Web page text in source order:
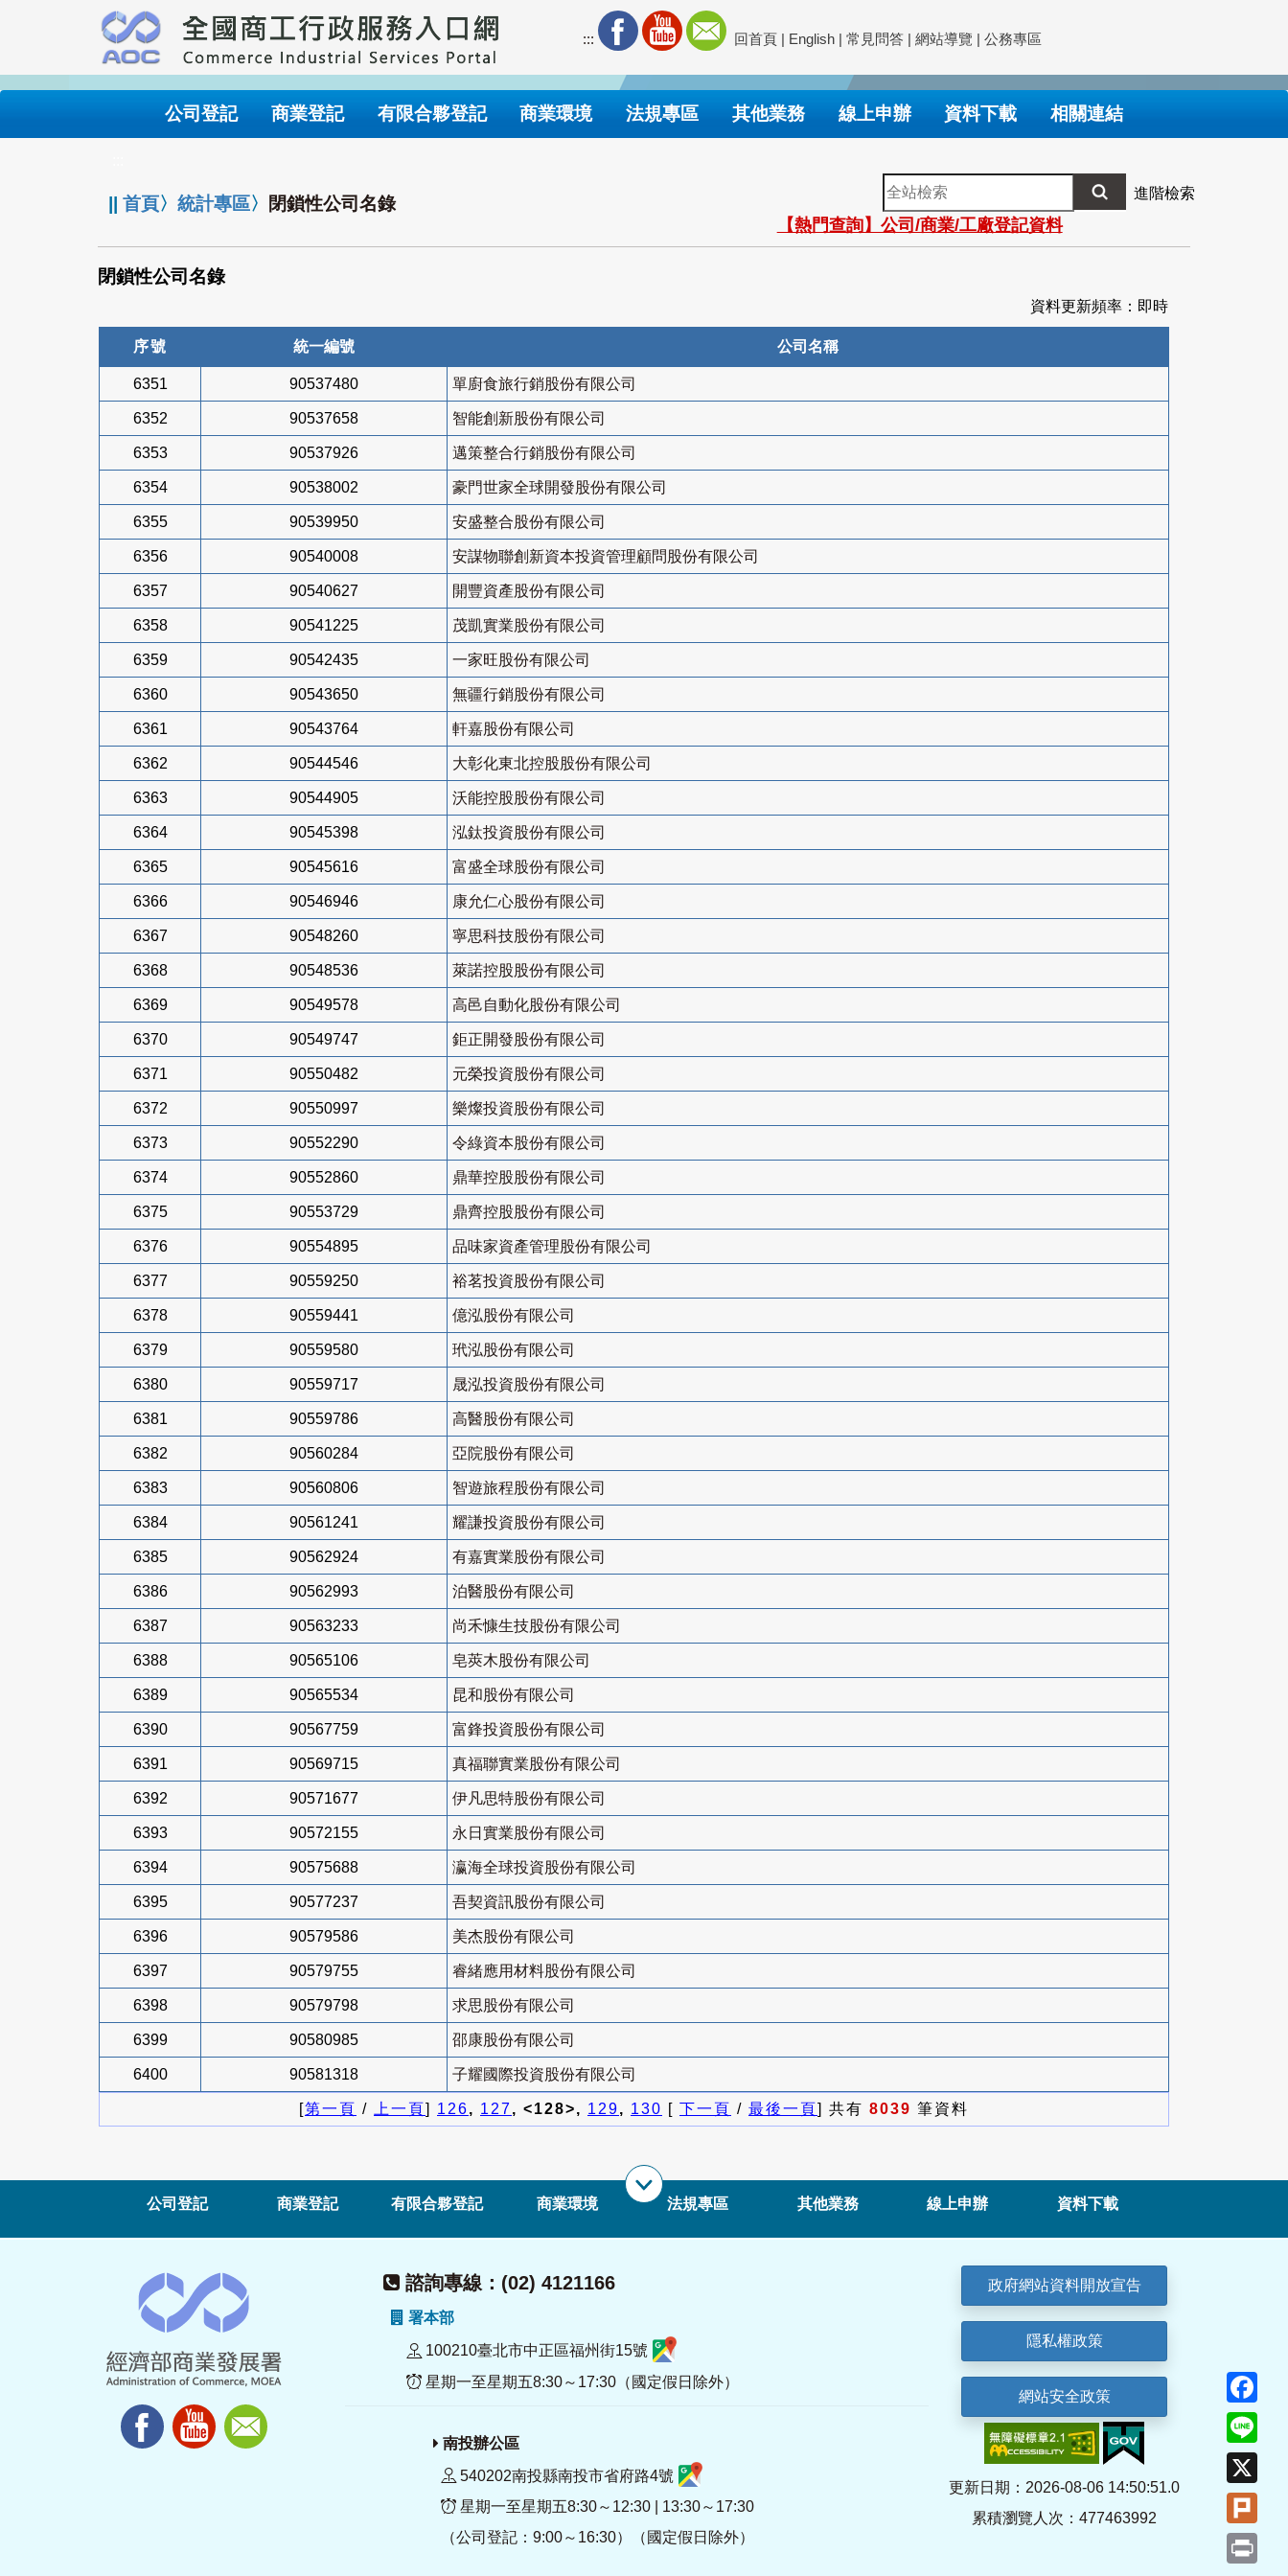
要
內
::: 回首頁 | English | 常見問答 | 網站導覽 | 公務專區
公司登記 商業登記 有限合夥登記 商業環境 法規專區 其他業務 線上申辦 資料下載 相關連結
||首頁〉統計專區〉 閉鎖性公司名錄
全
站
檢
索
進階檢索
【熱門查詢】公司/商業/工廠登記資料
閉鎖性公司名錄
資料更新頻率：即時
序號 統一編號 公司名稱
6351 90537480 單廚食旅行銷股份有限公司
6352 90537658 智能創新股份有限公司
6353 90537926 邁策整合行銷股份有限公司
6354 90538002 豪門世家全球開發股份有限公司
6355 90539950 安盛整合股份有限公司
6356 90540008 安謀物聯創新資本投資管理顧問股份有限公司
6357 90540627 開豐資產股份有限公司
6358 90541225 茂凱實業股份有限公司
6359 90542435 一家旺股份有限公司
6360 90543650 無疆行銷股份有限公司
6361 90543764 軒嘉股份有限公司
6362 90544546 大彰化東北控股股份有限公司
6363 90544905 沃能控股股份有限公司
6364 90545398 泓鈦投資股份有限公司
6365 90545616 富盛全球股份有限公司
6366 90546946 康允仁心股份有限公司
6367 90548260 寧思科技股份有限公司
6368 90548536 萊諾控股股份有限公司
6369 90549578 高邑自動化股份有限公司
6370 90549747 鉅正開發股份有限公司
6371 90550482 元榮投資股份有限公司
6372 90550997 樂燦投資股份有限公司
6373 90552290 令綠資本股份有限公司
6374 90552860 鼎華控股股份有限公司
6375 90553729 鼎齊控股股份有限公司
6376 90554895 品味家資產管理股份有限公司
6377 90559250 裕茗投資股份有限公司
6378 90559441 億泓股份有限公司
6379 90559580 玳泓股份有限公司
6380 90559717 晟泓投資股份有限公司
6381 90559786 高醫股份有限公司
6382 90560284 亞院股份有限公司
6383 90560806 智遊旅程股份有限公司
6384 90561241 耀謙投資股份有限公司
6385 90562924 有嘉實業股份有限公司
6386 90562993 泊醫股份有限公司
6387 90563233 尚禾慷生技股份有限公司
6388 90565106 皂莢木股份有限公司
6389 90565534 昆和股份有限公司
6390 90567759 富鋒投資股份有限公司
6391 90569715 真福聯實業股份有限公司
6392 90571677 伊凡思特股份有限公司
6393 90572155 永日實業股份有限公司
6394 90575688 瀛海全球投資股份有限公司
6395 90577237 吾契資訊股份有限公司
6396 90579586 美杰股份有限公司
6397 90579755 睿緒應用材料股份有限公司
6398 90579798 求思股份有限公司
6399 90580985 邵康股份有限公司
6400 90581318 子耀國際投資股份有限公司
[第一頁 / 上一頁] 126, 127, <128>, 129, 130 [ 下一頁 / 最後一頁] 共有 8039 筆資料
公司登記 商業登記 有限合夥登記 商業環境 法規專區 其他業務 線上申辦 資料下載
諮詢專線：(02) 4121166
署本部
100210臺北市中正區福州街15號
星期一至星期五8:30～17:30（國定假日除外）
南投辦公區
540202南投縣南投市省府路4號
星期一至星期五8:30～12:30 | 13:30～17:30
（公司登記：9:00～16:30）（國定假日除外）
政府網站資料開放宣告
隱私權政策
網站安全政策
更新日期：2026-08-06 14:50:51.0
累積瀏覽人次：477463992